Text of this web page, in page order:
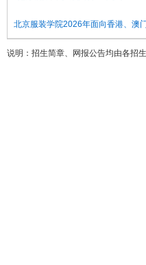
北京服装学院2026年面向香港、澳
说明：招生简章、网报公告均由各招